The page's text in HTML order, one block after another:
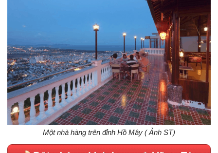
Một nhà hàng trên đỉnh Hồ Mây ( Ảnh ST)